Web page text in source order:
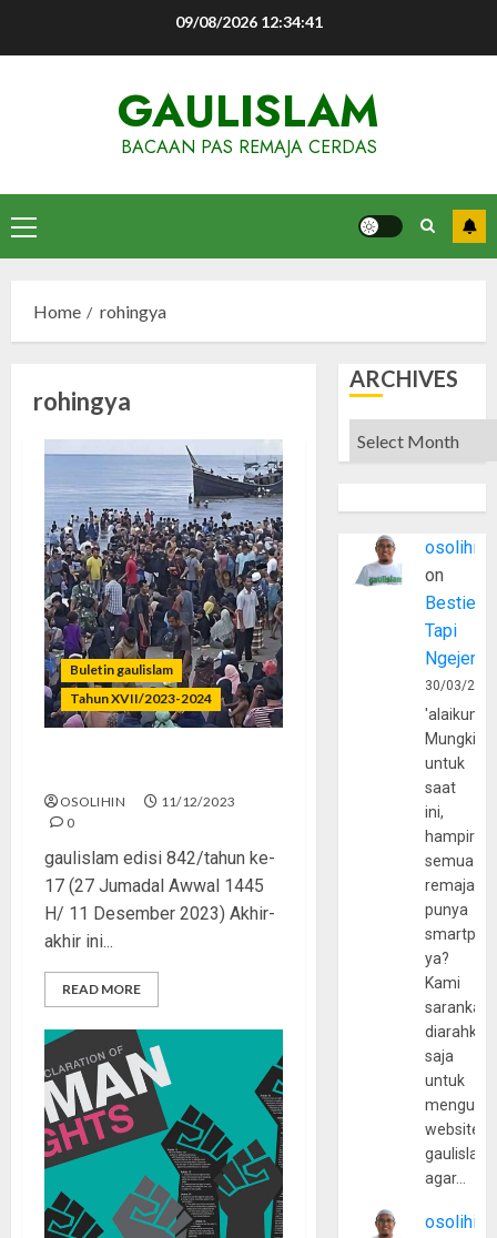
09/08/2026 12:34:42
GAULISLAM
BACAAN PAS REMAJA CERDAS
Primary
Menu
Home rohingya
rohingya
Buletin gaulislam
Tahun XVII/2023-2024
OSOLIHIN
11/12/2023
0
gaulislam edisi 842/tahun ke-
17 (27 Jumadal Awwal 1445
H/ 11 Desember 2023) Akhir-
akhir ini...
READ MORE
ARCHIVES
Archives
osolihin
on
Bestie
Tapi
30/03/
Mungkin
untuk
saat
ini,
hampir
semua
remaja
punya
ya?
Kami
sarankan,
diarahkan
saja
untuk
website
agar…
osolihin